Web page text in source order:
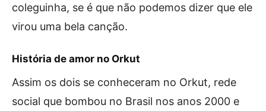
coleguinha, se é que não podemos dizer que ele
virou uma bela canção.
História de amor no Orkut
Assim os dois se conheceram no Orkut, rede
social que bombou no Brasil nos anos 2000 e